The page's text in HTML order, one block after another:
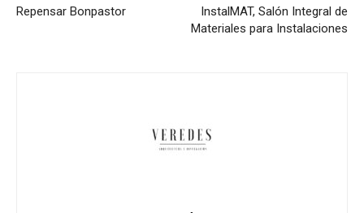
Repensar Bonpastor
InstalMAT, Salón Integral de
Materiales para Instalaciones